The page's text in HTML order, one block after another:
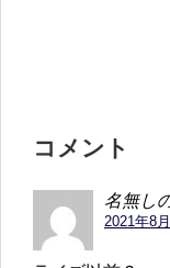
コメント
名無し
2021年8